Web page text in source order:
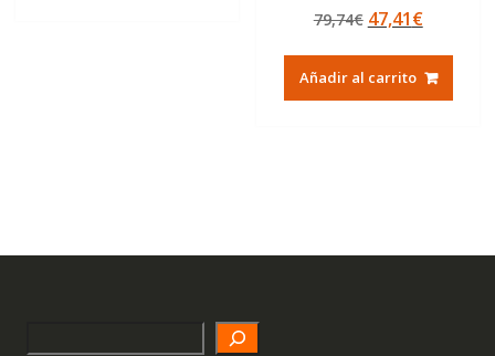
5.00
de 5
79,74€ El
original
era:
47,41€El
actual
es:
Añadir al carrito